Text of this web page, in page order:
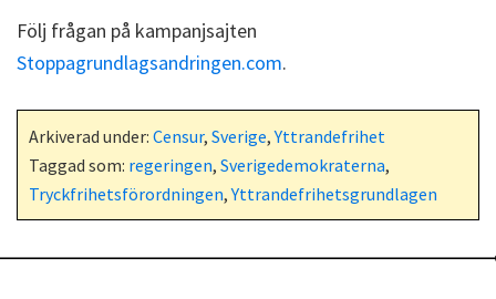
Följ frågan på kampanjsajten
Stoppagrundlagsandringen.com.
Arkiverad under: Censur, Sverige,Yttrandefrihet
Taggad som: regeringen, Sverigedemokraterna,
Tryckfrihetsförordningen,Yttrandefrihetsgrundlagen